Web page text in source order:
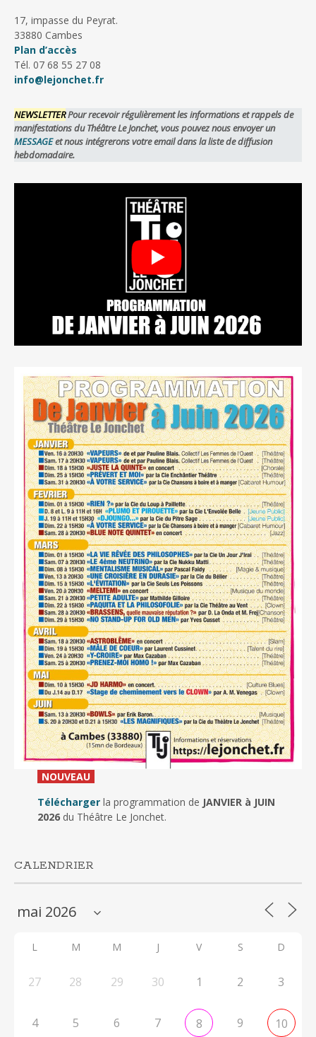
17, impasse du Peyrat.
33880 Cambes
Plan d’accès
Tél. 07 68 55 27 08
info@lejonchet.fr
NEWSLETTERPour recevoir régulièrement les informations et rappels de
manifestations du Théâtre Le Jonchet, vous pouvez nous envoyer un
MESSAGEet nous intégrerons votre email dans la liste de diffusion
hebdomadaire.
NOUVEAU_
Télécharger la programmation de JANVIER à JUIN
2026du Théâtre Le Jonchet.
CALENDRIER
L M M J V S D
27 28 29 30 1 2 3
4 5 6 7 8 9 10